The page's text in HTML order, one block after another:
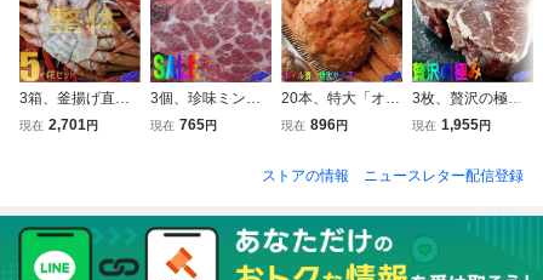
3箱、釜揚げ直送!!
【整体】5尾で2.5
現在 2,701円
3個、珍味ミンク
鯨「畝須ベーコン/
現在 765円
20本、特大「オオ
ズワイガニ700」
現在 896円
3枚、贅沢の極み
「Ｔボーンステー
い！！ 2・3前、
現在 1,955円
ストアの情報 ニュースレター配信登録